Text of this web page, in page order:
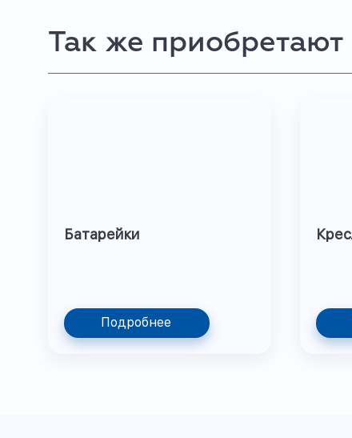
Так же приобретают
Батарейки
Подробнее